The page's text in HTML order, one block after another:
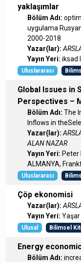
yaklaşımlar
Bölüm Adı:
uygulama
2000-2018
Yazar(lar):
Yayın Yeri: iksad
Uluslararası
Global Issues in
Perspectives –
Bölüm Adı: The
Inflows in
Yazar(lar):
ALAN NAZAR
Yayın Yeri: Peter
ALMANYA,
Uluslararası
Çöp ekonomisi
Yazar(lar):
Yayın Yeri: Yaşar
Ulusal Bilimsel
Energy
Bölüm Adı: